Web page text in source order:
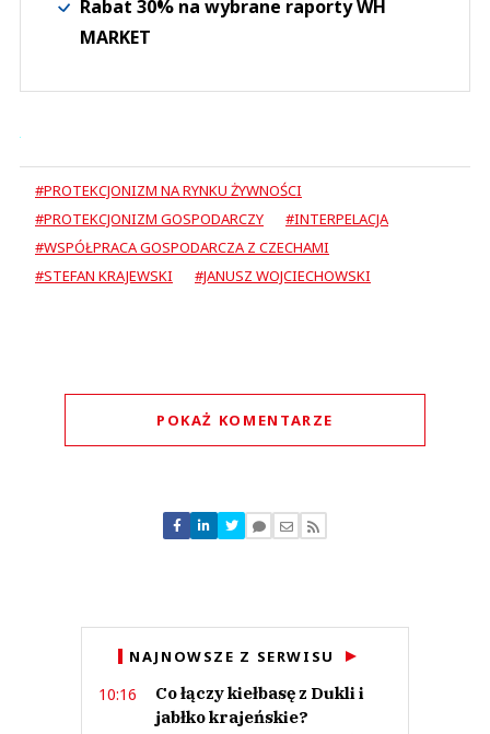
Rabat 30% na wybrane raporty WH
MARKET
#PROTEKCJONIZM NA RYNKU ŻYWNOŚCI
#PROTEKCJONIZM GOSPODARCZY
#INTERPELACJA
#WSPÓŁPRACA GOSPODARCZA Z CZECHAMI
#STEFAN KRAJEWSKI
#JANUSZ WOJCIECHOWSKI
POKAŻ KOMENTARZE
Nie znaleziono komentarzy
Zostaw swoje komentarze
NAJNOWSZE Z SERWISU
10:16
Co łączy kiełbasę z Dukli i
jabłko krajeńskie?